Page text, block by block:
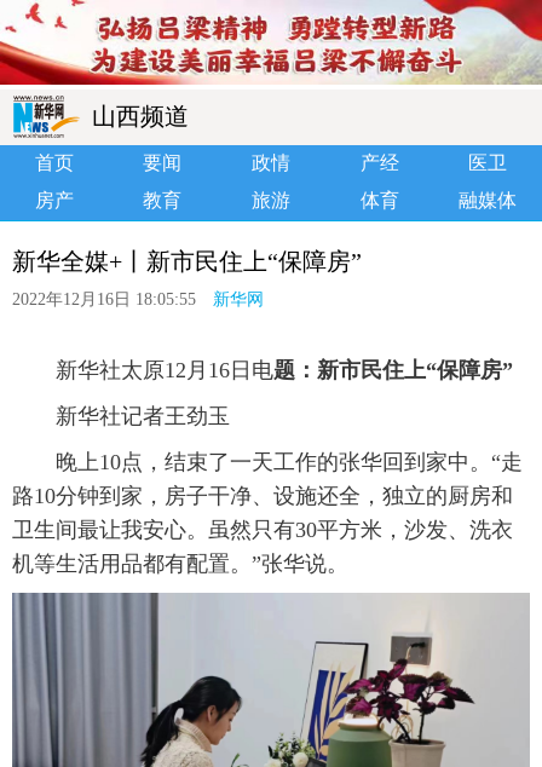
山西频道
首页 要闻 政情 产经
医卫
房产
教育 旅游 体育 融媒体
新华全媒+丨新市民住上“保障房”
2022年12月16日 18:05:55 新华网
新华社太原12月16日电题：新市民住上“保障房”
新华社记者王劲玉
晚上10点，结束了一天工作的张华回到家中。“走
路10分钟到家，房子干净、设施还全，独立的厨房和
卫生间最让我安心。虽然只有30平方米，沙发、洗衣
机等生活用品都有配置。”张华说。